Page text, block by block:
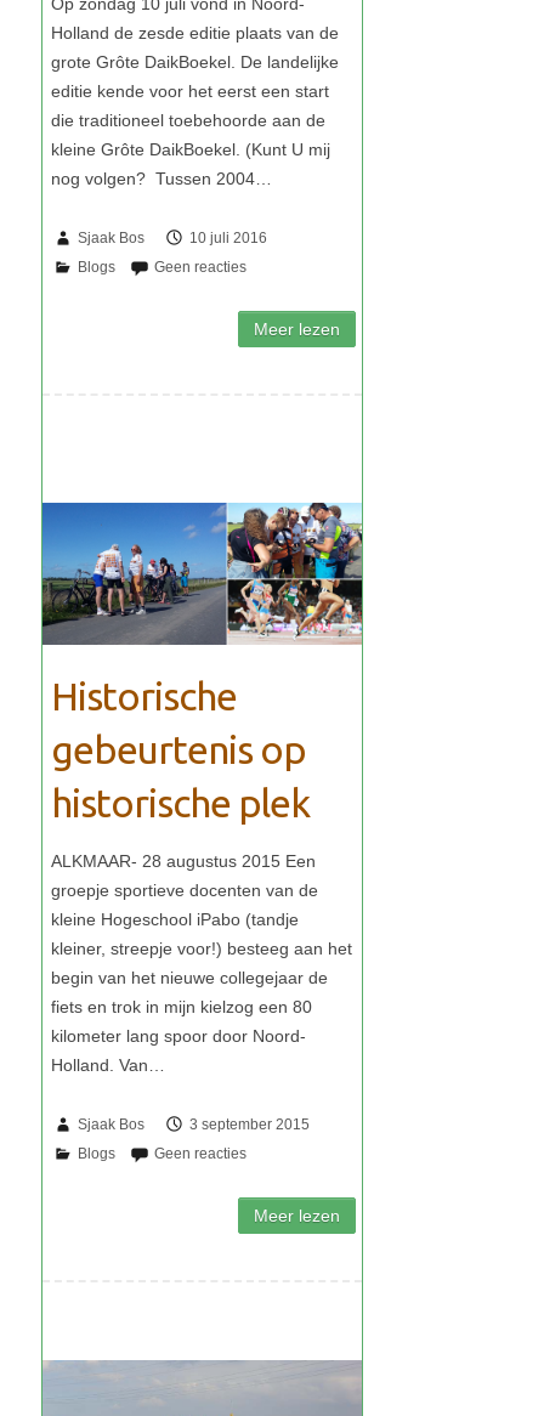
Sjaak Bos 10 juli 2016
Historische
gebeurtenis op
historische plek
Sjaak Bos 3 september 2015